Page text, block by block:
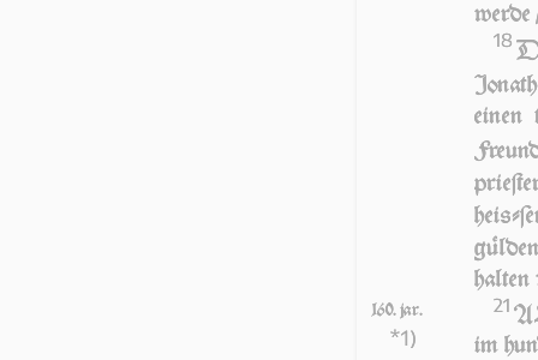
18
halten
160. jar.
*1)
21
im